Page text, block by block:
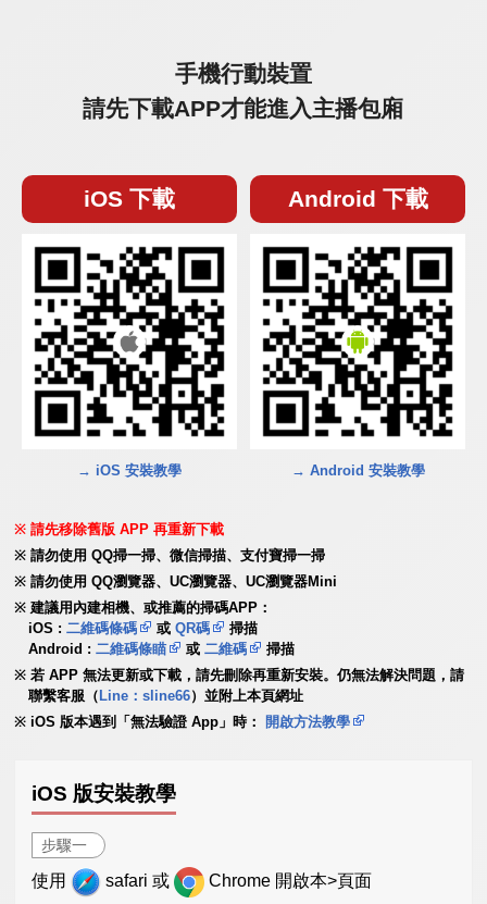
手機行動裝置
請先下載APP才能進入主播包廂
iOS 下載
→ iOS 安裝教學
Android 下載
→ Android 安裝教學
請先移除舊版 APP 再重新下載
請勿使用 QQ掃一掃、微信掃描、支付寶掃一掃
請勿使用 QQ瀏覽器、UC瀏覽器、UC瀏覽器Mini
建議用內建相機、或推薦的掃碼APP：
iOS :二維碼條碼 或QR碼
掃描
Android :二維碼條瞄 或二維碼
掃描
若 APP 無法更新或下載，請先刪除再重新安裝。仍無法解決問題，請
聯繫客服（ Line：sline66）並附上本頁網址
iOS 版本遇到「無法驗證 App」時：
開啟方法教學
iOS 版安裝教學
步驟一
使用 safari 或 Chrome 開啟本>頁面